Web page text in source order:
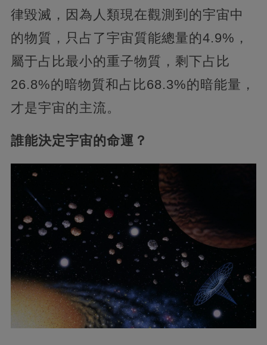
律毀滅，因為人類現在觀測到的宇宙中
的物質，只占了宇宙質能總量的4.9%，
屬于占比最小的重子物質，剩下占比
26.8%的暗物質和占比68.3%的暗能量，
才是宇宙的主流。
誰能決定宇宙的命運？